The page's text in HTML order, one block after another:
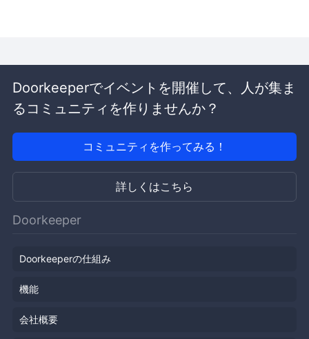
Doorkeeperでイベントを開催して、人が集ま
るコミュニティを作りませんか？
コミュニティを作ってみる！
詳しくはこちら
Doorkeeper
Doorkeeperの仕組み
機能
会社概要